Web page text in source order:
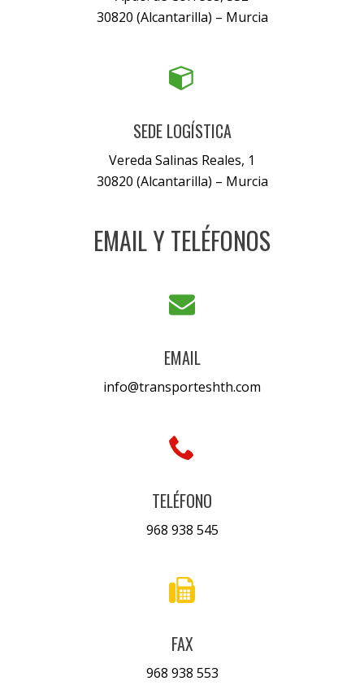
30820 (Alcantarilla) – Murcia
SEDE LOGÍSTICA
Vereda Salinas Reales, 1
30820 (Alcantarilla) – Murcia
EMAIL Y TELÉFONOS
EMAIL
info@transporteshth.com
TELÉFONO
968 938 545
FAX
968 938 553